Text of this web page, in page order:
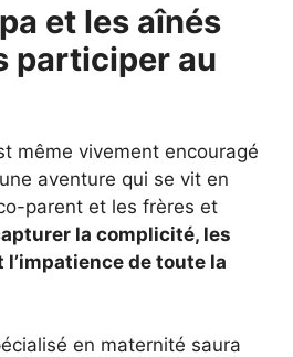
et les aînés
participer au
même vivement encouragé
aventure qui se vit en
parent et les frères et
la complicité, les
de toute la
en maternité saura